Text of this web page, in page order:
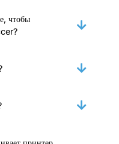
чтобы